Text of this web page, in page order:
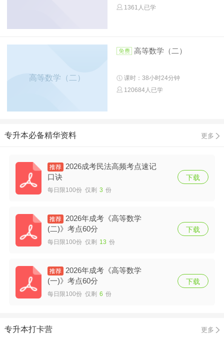
1361人已学
高等数学（二）
高等数学（二）
课时：38小时24分钟
120684人已学
专升本必备精华资料 更多
2026成考民法高频考点速记
口诀
每日限100份 仅剩 3 份
下载
2026年成考《高等数学
(二)》考点60分
每日限100份 仅剩 13 份
下载
2026年成考《高等数学
(一)》考点60分
每日限100份 仅剩 6 份
下载
专升本打卡营 更多